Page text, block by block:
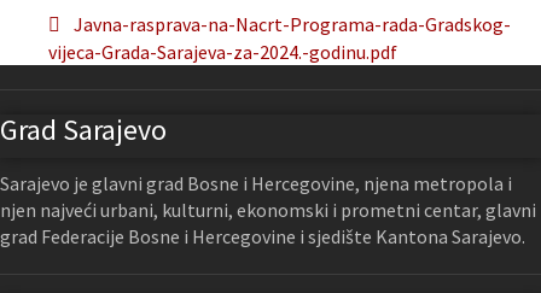
Javna-rasprava-na-Nacrt-Programa-rada-Gradskog-
vijeca-Grada-Sarajeva-za-2024.-godinu.pdf
Grad Sarajevo
Sarajevo je glavni grad Bosne i Hercegovine, njena metropola i
njen najveći urbani, kulturni, ekonomski i prometni centar, glavni
grad Federacije Bosne i Hercegovine i sjedište Kantona Sarajevo.